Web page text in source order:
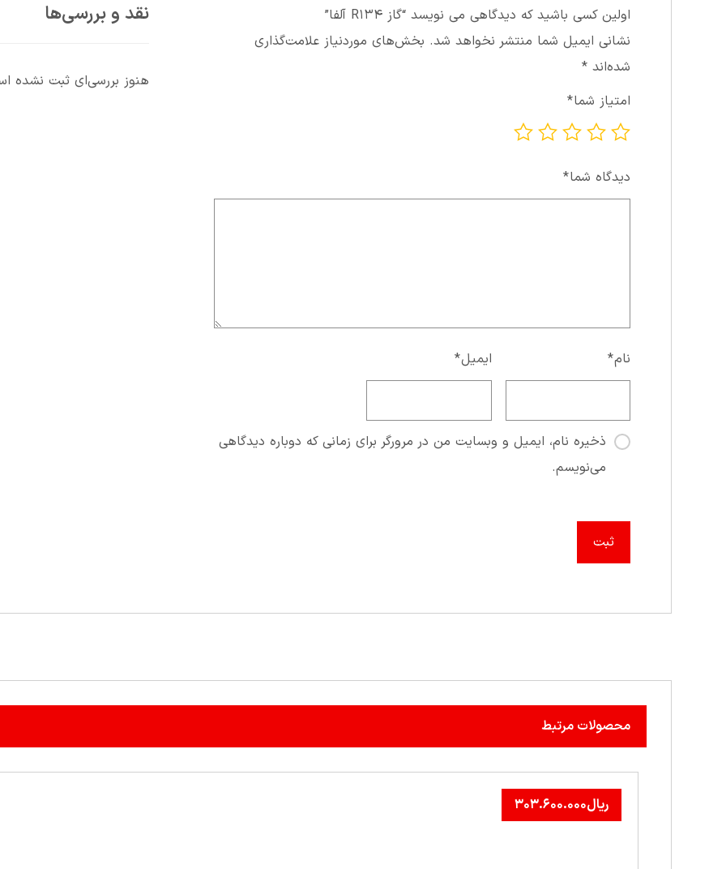
نقد و بررسی‌ها
هنوز بررسی‌ای ثبت نشده
اولین کسی باشید که دیدگاهی می نویسد “گاز R۱۳۴ آلفا”
نشانی ایمیل شما منتشر نخواهد شد. بخش‌های موردنیاز علامت‌گذاری
شده‌اند*
امتیاز شما*
دیدگاه شما*
نام* ایمیل*
ذخیره نام، ایمیل و وبسایت من در مرورگر برای زمانی که دوباره دیدگاهی
می‌نویسم.
محصولات مرتبط
ریال۳۰۳.۶۰۰.۰۰۰